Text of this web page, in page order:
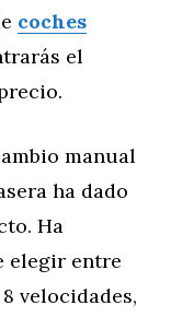
coches
el
manual
ha dado
Ha
elegir entre
velocidades,